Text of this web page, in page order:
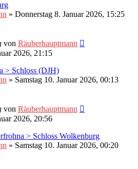
» Donnerstag 8. Januar 2026, 15:25
von Räuberhauptmann
2026, 21:15
> Schloss (DJH)
» Samstag 10. Januar 2026, 00:13
von Räuberhauptmann
2026, 20:56
> Schloss Wolkenburg
» Samstag 10. Januar 2026, 00:20